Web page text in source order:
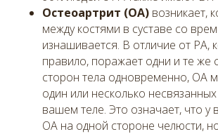
Остеоартрит (ОА) возникает,
между костями в суставе со
изнашивается. В отличие от РА,
правило, поражает одни и те же
сторон тела одновременно, ОА
один или несколько
вашем теле. Это означает, что у
ОА на одной стороне челюсти,